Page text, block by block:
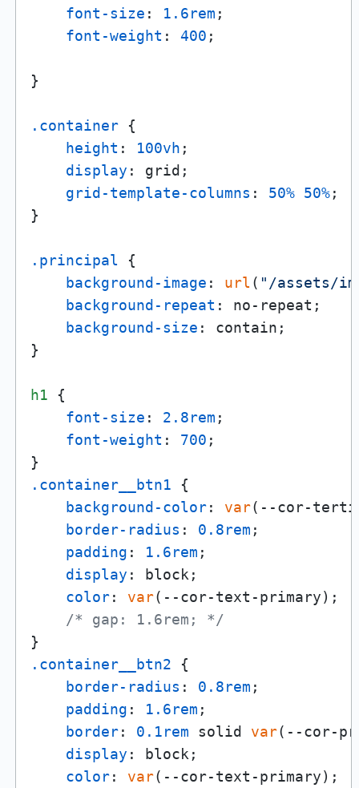
font-size : 1.6rem ;
font-weight : 400 ;
}
.container {
height : 100vh ;
display : grid;
grid-template-columns : 50% 50%;
}
.principal {
background-image : url( "/assets/
background-repeat : no-repeat;
background-size : contain;
}
h1 {
font-size : 2.8rem ;
font-weight : 700 ;
.container__btn1 {
background-color: var(--cor-
border-radius : 0.8rem ;
padding : 1.6rem ;
display : block;
color: var(--cor-text-primary);
/* gap: 1.6rem; */
.container__btn2 {
border-radius : 0.8rem ;
padding : 1.6rem ;
border: 0.1rem solid var(--cor-
display : block;
color: var(--cor-text-primary);